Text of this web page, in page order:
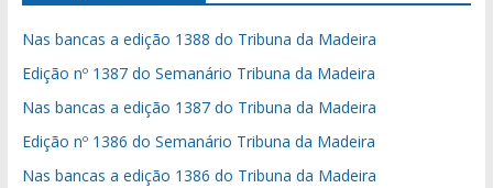
Nas bancas a edição 1388 do Tribuna da Madeira
Edição nº 1387 do Semanário Tribuna da Madeira
Nas bancas a edição 1387 do Tribuna da Madeira
Edição nº 1386 do Semanário Tribuna da Madeira
Nas bancas a edição 1386 do Tribuna da Madeira